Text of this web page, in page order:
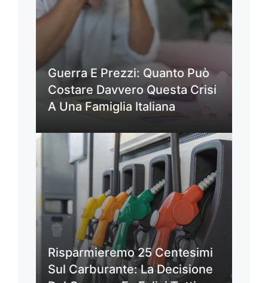
Guerra E Prezzi: Quanto Può
Costare Davvero Questa Crisi
A Una Famiglia Italiana
Risparmieremo 25 Centesimi
Sul Carburante: La Decisione